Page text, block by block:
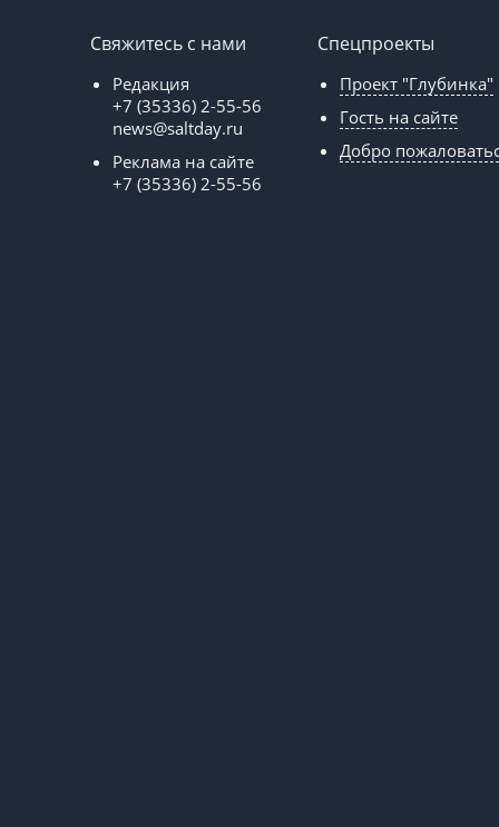
Свяжитесь с нами
Редакция
+7 (35336) 2-55-56
news@saltday.ru
Реклама на сайте
+7 (35336) 2-55-56
Спецпроекты
Проект "Глубинка"
Гость на сайте
Добро